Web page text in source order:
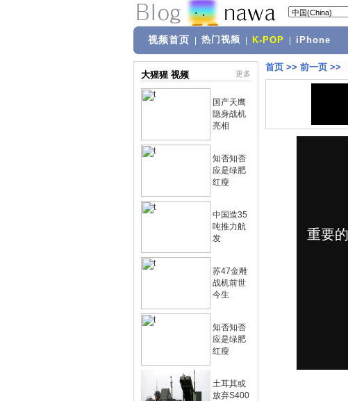
视频首页 热门视频 K-POP iPhone
大猩猩 视频 更多
国产天鹰
隐身战机
亮相
知否知否
应是绿肥
红瘦
中国造35
吨推力航
发
苏47金雕
战机前世
今生
知否知否
应是绿肥
红瘦
土耳其或
放弃S400
首页 >> 前一页 >>